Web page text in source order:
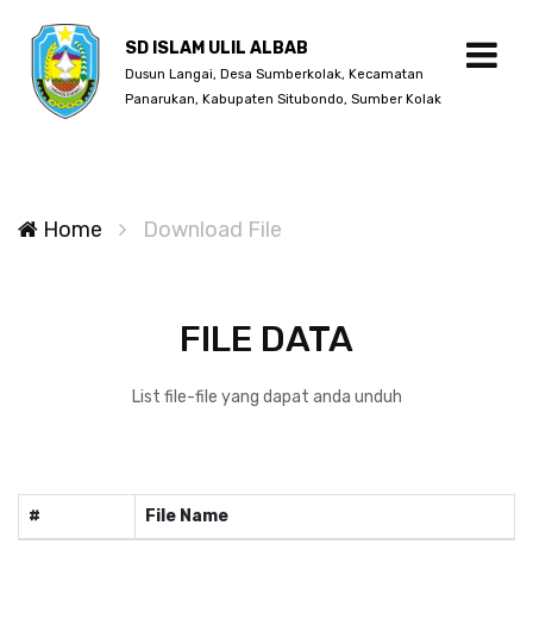
SD ISLAM ULIL ALBAB
Dusun Langai, Desa Sumberkolak, Kecamatan
Panarukan, Kabupaten Situbondo, Sumber Kolak
Home Download File
FILE DATA
List file-file yang dapat anda unduh
# File Name